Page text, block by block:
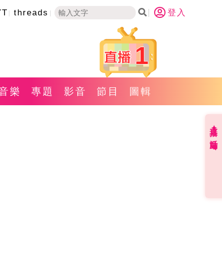
threads 登入
1
樂 專題 影音 節目 圖輯
直播✦活動